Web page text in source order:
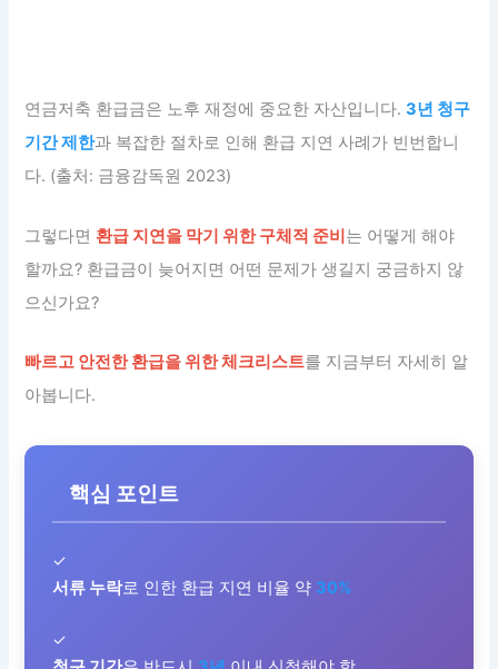
연금저축 환급금은 노후 재정에 중요한 자산입니다.3년 청구
기간 제한과 복잡한 절차로 인해 환급 지연 사례가 빈번합니
다. (출처: 금융감독원 2023)
그렇다면 환급 지연을 막기 위한 구체적 준비는 어떻게 해야
할까요? 환급금이 늦어지면 어떤 문제가 생길지 궁금하지 않
으신가요?
빠르고 안전한 환급을 위한 체크리스트를 지금부터 자세히 알
아봅니다.
핵심 포인트
✓
서류 누락로 인한 환급 지연 비율 약 30%
✓